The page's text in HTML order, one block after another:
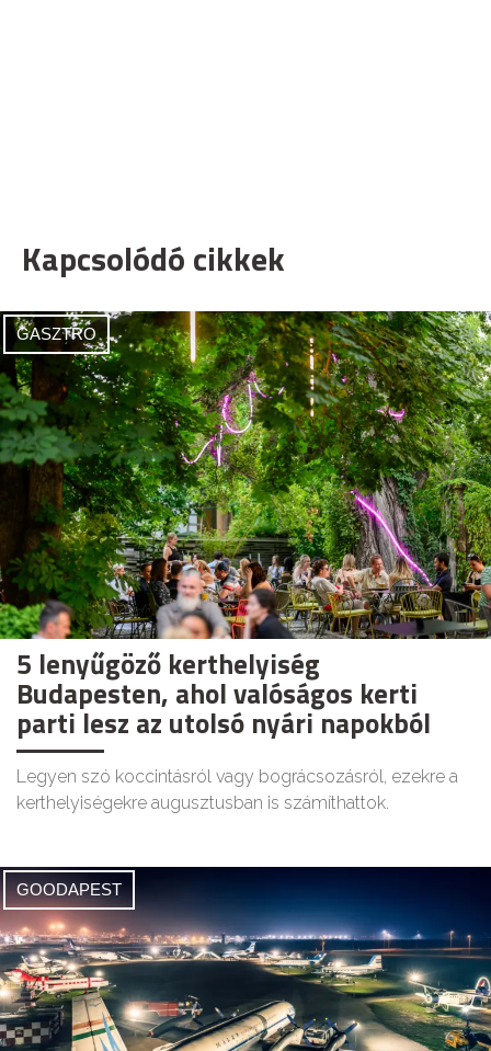
Kapcsolódó cikkek
GASZTRO
5 lenyűgöző kerthelyiség
Budapesten, ahol valóságos kerti
parti lesz az utolsó nyári napokból
Legyen szó koccintásról vagy bográcsozásról, ezekre a
kerthelyiségekre augusztusban is számíthattok.
GOODAPEST